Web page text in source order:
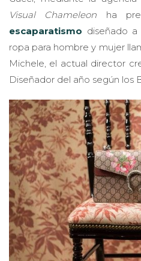
Visual Chameleon ha
escaparatismo diseñado
ropa para hombre y mujer
Michele, el actual director
Diseñador del año según los